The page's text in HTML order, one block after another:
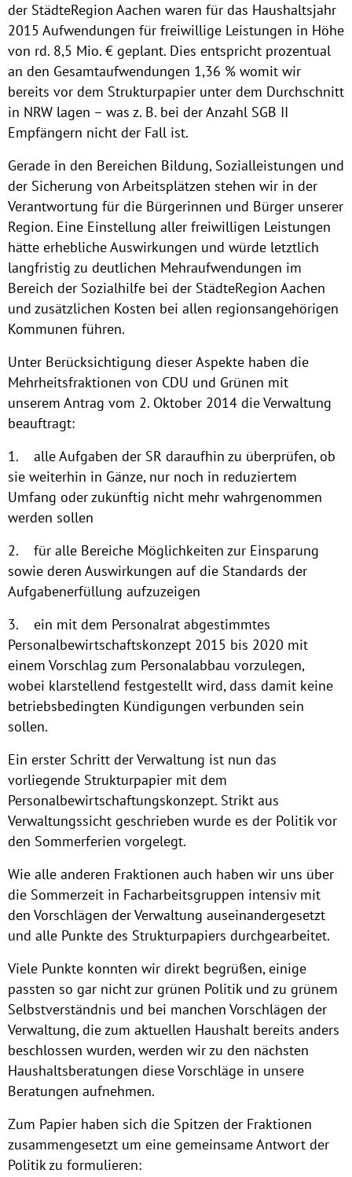
der StädteRegion Aachen waren für das Haushaltsjahr
2015 Aufwendungen für freiwillige Leistungen in Höhe
von rd. 8,5 Mio. € geplant. Dies entspricht prozentual
an den Gesamtaufwendungen 1,36 % womit wir
bereits vor dem Strukturpapier unter dem Durchschnitt
in NRW lagen – was z. B. bei der Anzahl SGB II
Empfängern nicht der Fall ist.
Gerade in den Bereichen Bildung, Sozialleistungen und
der Sicherung von Arbeitsplätzen stehen wir in der
Verantwortung für die Bürgerinnen und Bürger unserer
Region. Eine Einstellung aller freiwilligen Leistungen
hätte erhebliche Auswirkungen und würde letztlich
langfristig zu deutlichen Mehraufwendungen im
Bereich der Sozialhilfe bei der StädteRegion Aachen
und zusätzlichen Kosten bei allen regionsangehörigen
Kommunen führen.
Unter Berücksichtigung dieser Aspekte haben die
Mehrheitsfraktionen von CDU und Grünen mit
unserem Antrag vom 2. Oktober 2014 die Verwaltung
beauftragt:
1. alle Aufgaben der SR daraufhin zu überprüfen, ob
sie weiterhin in Gänze, nur noch in reduziertem
Umfang oder zukünftig nicht mehr wahrgenommen
werden sollen
2. für alle Bereiche Möglichkeiten zur Einsparung
sowie deren Auswirkungen auf die Standards der
Aufgabenerfüllung aufzuzeigen
3. ein mit dem Personalrat abgestimmtes
Personalbewirtschaftskonzept 2015 bis 2020 mit
einem Vorschlag zum Personalabbau vorzulegen,
wobei klarstellend festgestellt wird, dass damit keine
betriebsbedingten Kündigungen verbunden sein
sollen.
Ein erster Schritt der Verwaltung ist nun das
vorliegende Strukturpapier mit dem
Personalbewirtschaftungskonzept. Strikt aus
Verwaltungssicht geschrieben wurde es der Politik vor
den Sommerferien vorgelegt.
Wie alle anderen Fraktionen auch haben wir uns über
die Sommerzeit in Facharbeitsgruppen intensiv mit
den Vorschlägen der Verwaltung auseinandergesetzt
und alle Punkte des Strukturpapiers durchgearbeitet.
Viele Punkte konnten wir direkt begrüßen, einige
passten so gar nicht zur grünen Politik und zu grünem
Selbstverständnis und bei manchen Vorschlägen der
Verwaltung, die zum aktuellen Haushalt bereits anders
beschlossen wurden, werden wir zu den nächsten
Haushaltsberatungen diese Vorschläge in unsere
Beratungen aufnehmen.
Zum Papier haben sich die Spitzen der Fraktionen
zusammengesetzt um eine gemeinsame Antwort der
Politik zu formulieren: